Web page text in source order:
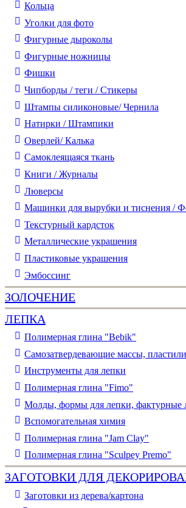
Кольца
Уголки для фото
Фигурные дыроколы
Фигурные ножницы
Фишки
Чипборды / теги / Стикеры
Штампы силиконовые/ Чернила
Натирки / Штампики
Оверлей/ Калька
Самоклеящаяся ткань
Книги / Журналы
Люверсы
Машинки для вырубки и тиснения /
Текстурный кардсток
Металлические украшения
Пластиковые украшения
Эмбоссинг
ЗОЛОЧЕНИЕ
ЛЕПКА
Полимерная глина "Bebik"
Самозатвердевающие массы,
Инструменты для лепки
Полимерная глина "Fimo"
Молды, формы для лепки, фактурные
Вспомогательная химия
Полимерная глина "Jam Clay"
Полимерная глина "Sculpey Premo"
ЗАГОТОВКИ ДЛЯ
Заготовки из дерева/картона